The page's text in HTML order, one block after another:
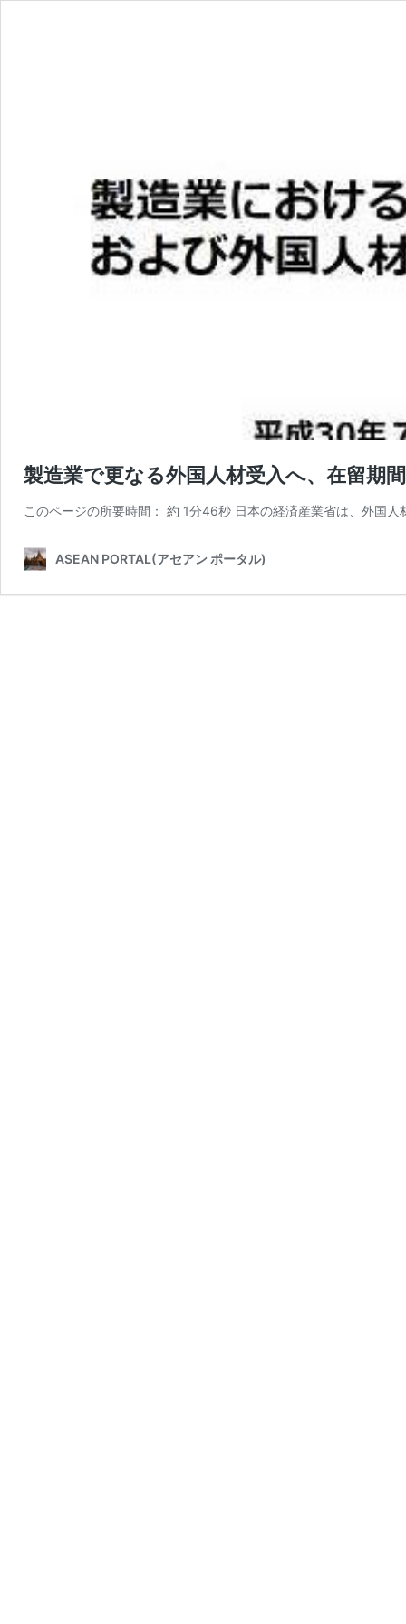
製造業で更なる外国人材受入へ、在留期
このページの所要時間： 約 1分46秒 日本の経済産業省は、外国
ASEAN PORTAL(アセアン ポータル)